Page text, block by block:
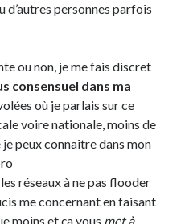
personnes parfois
ou non, je me fais discret
consensuel dans ma
où je parlais sur ce
voire nationale, moins de
peux connaître dans mon
réseaux à ne pas flooder
me concernant en faisant
moins et ça vous met à